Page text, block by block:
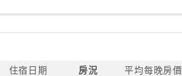
住宿日期 房況 平均每晚房價